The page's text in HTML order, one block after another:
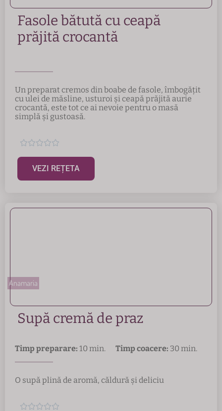
Fasole bătută cu ceapă
prăjită crocantă
Un preparat cremos din boabe de fasole, îmbogățit
cu ulei de măsline, usturoi și ceapă prăjită aurie
crocantă, este tot ce ai nevoie pentru o masă
simplă și gustoasă.

VEZI REȚETA
Anamaria
Supă cremă de praz
Timp preparare: 10 min. Timp coacere: 30 min.
O supă plină de aromă, căldură și deliciu
